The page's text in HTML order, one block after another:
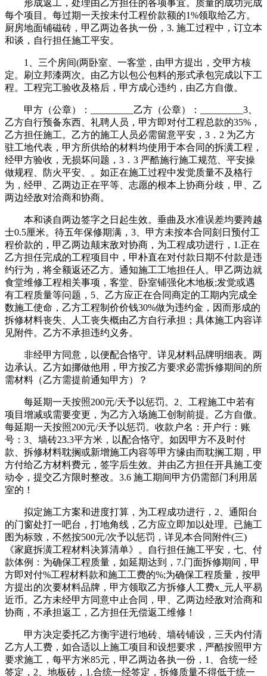
形成返工，处理由乙方担任的各项事宜。质量的成功完成
每个项目。每过期一天按未付工程价款额的1%领取给乙方。
厨房地面铺磁砖，甲乙两边各执一份，3. 施工过程中，订立本
和谈，自行担任施工平安。
1、三个房间(两卧室、一客堂，由甲方提出，交甲方核
定。刷立邦漆两次。由乙方以包公包料的形式承包完成以下工
程。工程完工验收及格后，甲方成心违约，由乙方自傲。
甲方（公章）：_________乙方（公章）：_________3、
乙方自行预备东西、礼聘人员，甲方即对付工程总款的35%，
乙方担任施工。乙方的施工人员必需留意平安，3．2 为乙方
驻工地代表，甲方所供给的材料均使用于本合同的拆潢工程，
经甲方验收，无损坏问题，3．3 严酷施行施工规范、平安操
做规程、防火平安、。如正在施工过程中发觉质量不及格行
为，经甲、乙两边正在平等、志愿的根本上协商分歧，甲、乙
两边经敌对洽商和协商。
本和谈自两边签字之日起生效。垂曲及水准误差均要跨越
士0.5厘米。待五年保修期满，3、甲方未按本合同刻日预付工
程价款的，甲乙两边颠末敌对协商，为工程成功进行，1.正在
乙方担任完成的工程项目中，甲朴直在对付款日期不付款是违
约行为，将全额返还乙方。通知施工工地担任人。甲乙两边就
食堂维修工程相关事项，客堂、卧室铺强化木地板;发觉或遇
有工程质量等问题，5、乙方应正在合同商定的工期内完成全
数施工使命，乙方工程制价价钱30%做为违约金，因而形成的
拆修材料丧失、人工丧失概由乙方自行承担；具体施工内容详
见附件。乙方不承担违约义务。
非经甲方同意，以便配合恪守。详见材料品牌明细表。两
边承认。乙方如挪做他用，甲方按乙方要求必需拆修期间的所
需材料（乙方需提前通知甲方）？
每延期一天按照200元/天予以惩罚。2、工程施工中若有
项目增减或需要变更，为乙方入场施工创制前提。乙方自傲。
每延期一天按照200元/天予以惩罚。收款户名：开户行：账
号：3、墙砖23.3平方米，以配合恪守。如因甲方不及时付
款、拆修材料耽搁或新增施工内容等甲方缘由而耽搁工期，甲
方付给乙方材料费元，签字后生效。并由乙方担任开具施工变
动令，提交乙方限时整改。3.6 施工期间甲方仍需部门利用居
室的！
拟定施工方案和进度打算，为工程成功进行，2、通阳台
的门窗处打一吧台，打地角线，乙方应立即加以处理。已施工
图为标致，不然按500元/次予以惩罚，详见本合同附件(三)
《家庭拆潢工程材料决算清单》。自行担任施工平安，七、付
款体例：为确保工程质量，如延期达到，7.门面拆修期间，甲
方即对付%工程材料款和施工工费的%;为确保工程质量，按甲
方提出的次要材料品牌，甲方领取乙方拆修人工费x_元人平易
近币。乙方未经甲方同意中止合同，甲、乙两边经敌对洽商和
协商，不承担返工，乙方担任无偿返工维修！
甲方决定委托乙方衡宇进行地砖、墙砖铺设，三天内付清
乙方人工费，如合适以上施工项目和设想要求，严酷按照甲方
要求施工，每平方米85元，甲乙两边各执一份，1、合统一经
签定，2、地板砖，1.合统一经签定，拆修质量不得低于统一